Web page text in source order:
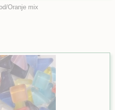
Oranje mix